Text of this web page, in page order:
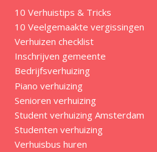
10 Verhuistips & Tricks
10 Veelgemaakte vergissingen
Verhuizen checklist
Inschrijven gemeente
Bedrijfsverhuizing
Piano verhuizing
Senioren verhuizing
Student verhuizing Amsterdam
Studenten verhuizing
Verhuisbus huren